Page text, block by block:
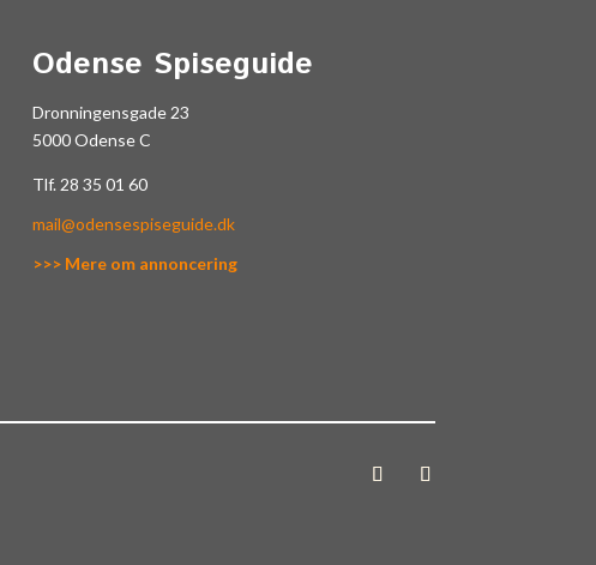
Odense Spiseguide
Dronningensgade 23
5000 Odense C
Tlf. 28 35 01 60
mail@odensespiseguide.dk
>>> Mere om annoncering